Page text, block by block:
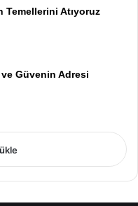
Temellerini Atıyoruz
Güvenin Adresi